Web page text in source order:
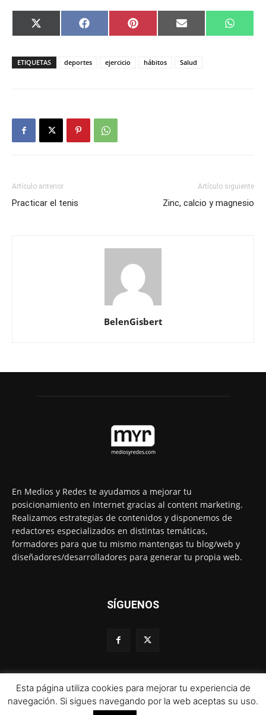
Compartir
en
X
(Twitter)
Compartir
en
Facebook Compartir
en
Pinterest Compartir
en
Email
en
ETIQUETAS deportes ejercicio hábitos Salud
Artículo anterior
Practicar el tenis
Artículo siguiente
Zinc, calcio y magnesio
BelenGisbert
En Medios y Redes te ayudamos a mejorar tu
posicionamiento en Internet gracias al content marketing.
Realizamos estrategias de contenidos y disponemos de
redactores especializados en distintas temáticas,
formadores para que tu mismo mantengas tu blog/web y
diseñadores/desarrolladores para generar tu propia web.
SÍGUENOS
© 1995-2024 Color Vivo Internet. Otros contenidos se cita fuente.
Esta página utiliza cookies para mejorar tu experiencia de
navegación. Si sigues navegando por la web aceptas su uso.